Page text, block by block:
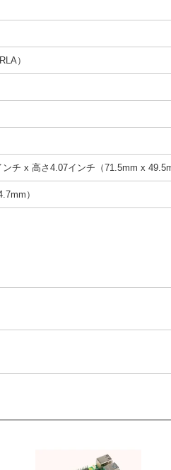
）
チ x 高さ4.07インチ（71.5mm x
）